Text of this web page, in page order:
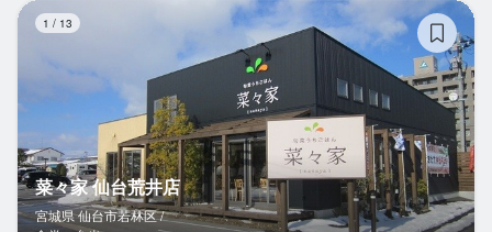
1 / 13
菜々家 仙台荒井店
宮城県 仙台市若林区 /